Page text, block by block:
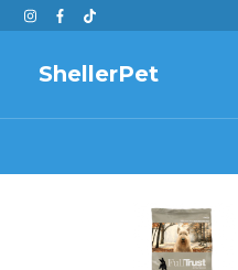
ShellerPet